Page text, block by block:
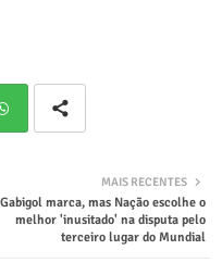
MAIS RECENTES
Gabigol marca, mas Nação escolhe o
melhor 'inusitado' na disputa pelo
terceiro lugar do Mundial